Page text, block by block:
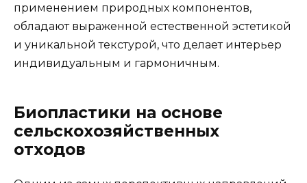
применением природных компонентов,
обладают выраженной естественной эстетикой
и уникальной текстурой, что делает интерьер
индивидуальным и гармоничным.
Биопластики на основе
сельскохозяйственных
отходов